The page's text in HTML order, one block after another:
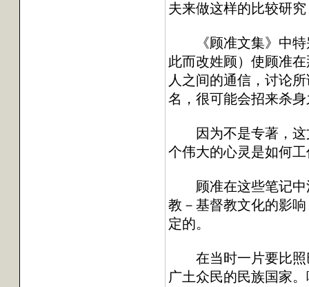
夫来做这样的比较研
《顾准文集》中特
此而改姓顾）使顾准
人之间的通信，讨论
名，很可能会招来杀
因为不是专著，这文
个伟大的心灵是如何
顾准在这些笔记中涉
教－基督教文化的影
定的。
在当时一片要比照巴
广土众民的民族国家